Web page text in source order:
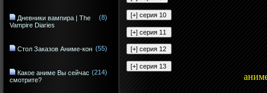
Дневники вампира | The
Vampire Diaries
(8)
Стол Заказов Аниме-кон (55)
Какое аниме Вы сейчас
смотрите?
(214)